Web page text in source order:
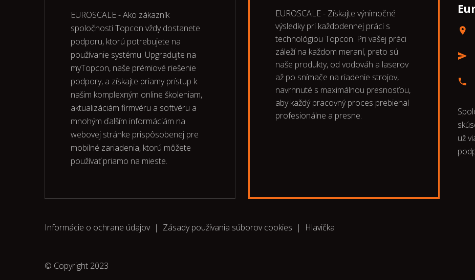
EUROSCALE - Ako zákazník
spoločnosti Topcon vždy dostanete
podporu, ktorú potrebujete na
používanie systému. Upgradujte na
myTopcon, naše prémiové riešenie
podpory, a získajte priamy prístup k
našim komplexným online školeniam,
aktualizáciám firmvéru a softvéru a
mnohým ďalším informáciám na
webovej stránke prispôsobenej pre
mobilné zariadenia, ktorú môžete
používať priamo na mieste.
EUROSCALE - Získajte výnimočné
výsledky pri každodennej práci s
technológiou Topcon. Pri vašej práci
záleží na každom meraní, preto sú
naše produkty, od vodováh a laserov
až po snímače na riadenie strojov,
navrhnuté s maximálnou presnosťou,
aby každý pracovný proces prebiehal
profesionálne a presne.
už
Informácie o ochrane údajov| Zásady používania súborov cookies | Hlavička
© Copyright 2023